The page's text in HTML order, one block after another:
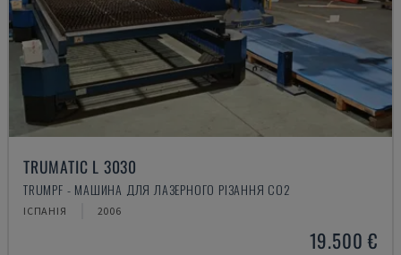
TRUMATIC L 3030
TRUMPF - МАШИНА ДЛЯ ЛАЗЕРНОГО РІЗАННЯ CO2
ІСПАНІЯ 2006
19.500 €